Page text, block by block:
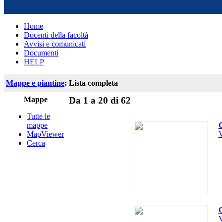
Home
Docenti della facoltà
Avvisi e comunicati
Documenti
HELP
Mappe e piantine: Lista completa
Mappe
Tutte le
mappe
MapViewer
Cerca
Da 1 a 20 di 62